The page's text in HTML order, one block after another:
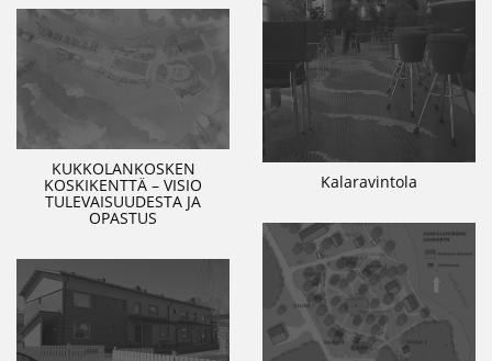
Kalaravintola
KUKKOLANKOSKEN
KOSKIKENTTÄ – VISIO
TULEVAISUUDESTA JA
OPASTUS